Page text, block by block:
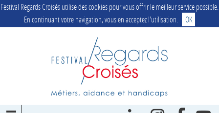
Festival Regards Croisés utilise des cookies pour vous offrir le meilleur service possible.
En continuant votre navigation, vous en acceptez l'utilisation.
OK